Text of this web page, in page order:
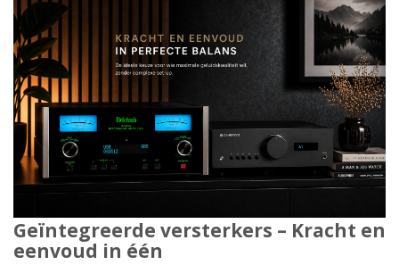
Geïntegreerde versterkers – Kracht en
eenvoud in één